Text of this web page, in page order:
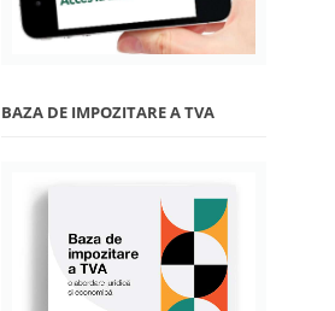
BAZA DE IMPOZITARE A TVA